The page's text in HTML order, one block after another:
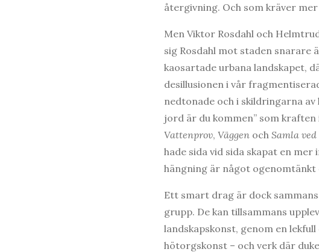
återgivning. Och som kräver mer
Men Viktor Rosdahl och
sig Rosdahl mot staden snarare
kaosartade urbana landskapet,
desillusionen i vår
nedtonade och i skildringarna
jord är du kommen” som
Vattenprov, Väggen och Samla ved
hade sida vid sida skapat en
hängning är något
Ett smart drag är dock
grupp. De kan tillsammans
landskapskonst, genom en
hötorgskonst – och verk där